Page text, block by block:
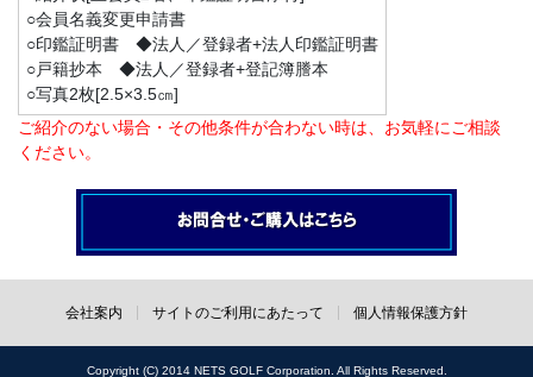
○会員名義変更申請書
○印鑑証明書 ◆法人／登録者+法人印鑑証明書
○戸籍抄本 ◆法人／登録者+登記簿謄本
○写真2枚[2.5×3.5㎝]
ご紹介のない場合・その他条件が合わない時は、お気軽にご相談
ください。
会社案内 サイトのご利用にあたって 個人情報保護方針
Copyright (C) 2014 NETS GOLF Corporation. All Rights Reserved.